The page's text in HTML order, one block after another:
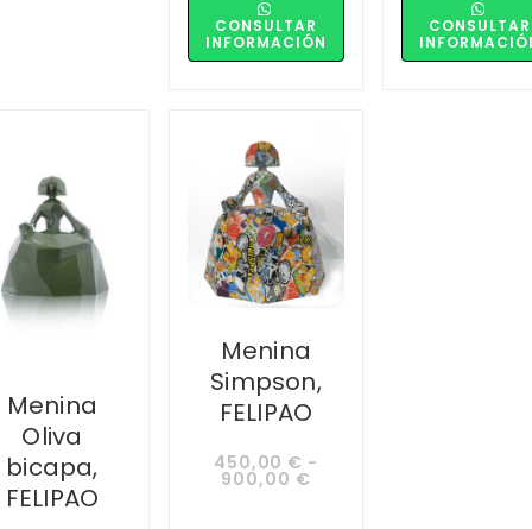
CONSULTAR
INFORMACIÓN
CONSULTAR
Menina
Oliva
bicapa,
FELIPAO
Menina
Simpson,
FELIPAO
450,00 € -
900,00 €